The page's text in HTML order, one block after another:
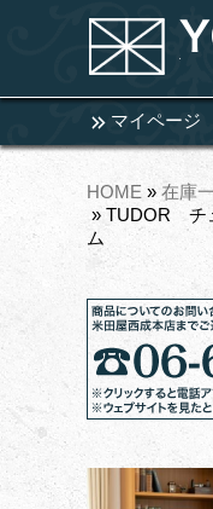
マイページ
HOME » 在庫
» TUDOR
ム